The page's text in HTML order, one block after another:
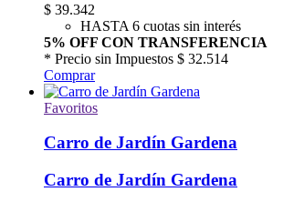
$ 39.342
HASTA 6 cuotas sin interés
5% OFF CON TRANSFERENCIA
* Precio sin Impuestos $ 32.514
Comprar
Favoritos
Carro de Jardín Gardena
Carro de Jardín Gardena